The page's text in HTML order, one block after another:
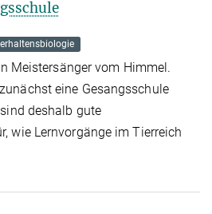
Meistersänger vom Himmel.
eine Gesangsschule
deshalb gute
wie Lernvorgänge im Tierreich